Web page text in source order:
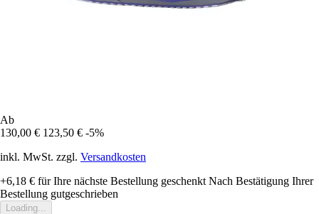
Ab
130,00 € 123,50 € -5%
inkl. MwSt. zzgl. Versandkosten
+6,18 € für Ihre nächste Bestellung geschenkt Nach Bestätigung Ihrer
Bestellung gutgeschrieben
Loading...